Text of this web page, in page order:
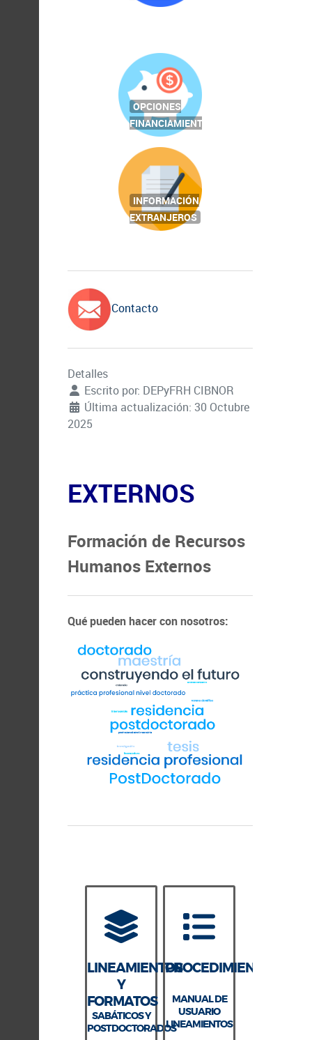
OPCIONES
FINANCIAMIENTO
INFORMACIÓN
EXTRANJEROS
Contacto
Detalles
Escrito por: DEPyFRH CIBNOR
Última actualización: 30 Octubre
2025
EXTERNOS
Formación de Recursos
Humanos Externos
Qué pueden hacer con nosotros:
LINEAMIENTOS
Y
FORMATOS
SABÁTICOS Y
POSTDOCTORADOS
PROCEDIMIENTOS
MANUAL DE
USUARIO
LINEAMIENTOS